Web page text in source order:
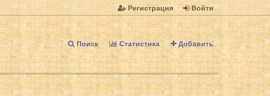
Регистрация Войти
Поиск Статистика Добавить